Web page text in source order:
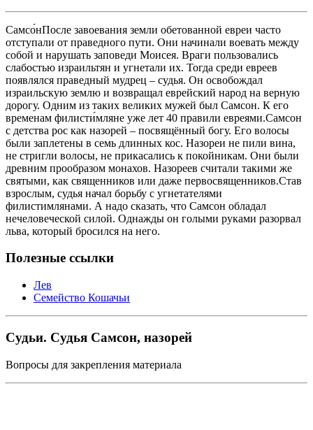
Самсо́нПосле завоевания земли обетованной евреи часто
отступали от праведного пути. Они начинали воевать между
собой и нарушать заповеди Моисея. Враги пользовались
слабостью израильтян и угнетали их. Тогда среди евреев
появлялся праведный мудрец – судья. Он освобождал
израильскую землю и возвращал еврейский народ на верную
дорогу. Одним из таких великих мужей был Самсон. К его
временам филисти́мляне уже лет 40 правили евреями.Самсон
с детства рос как назорей – посвящённый богу. Его волосы
были заплетены в семь длинных кос. Назореи не пили вина,
не стригли волосы, не прикасались к покойникам. Они были
древним прообразом монахов. Назореев считали такими же
святыми, как священников или даже первосвященников.Став
взрослым, судья начал борьбу с угнетателями
филистимлянами. А надо сказать, что Самсон обладал
нечеловеческой силой. Однажды он голыми руками разорвал
льва, который бросился на него.
Полезные ссылки
Лев
Семейство Кошачьи
Судьи. Судья Самсон, назорей
Вопросы для закрепления материала